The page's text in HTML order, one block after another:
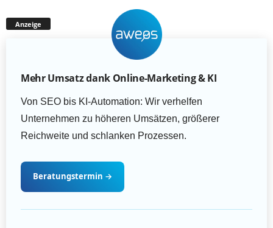
Anzeige
Mehr Umsatz dank Online-Marketing & KI
Von SEO bis KI-Automation: Wir verhelfen
Unternehmen zu höheren Umsätzen, größerer
Reichweite und schlanken Prozessen.
Beratungstermin →